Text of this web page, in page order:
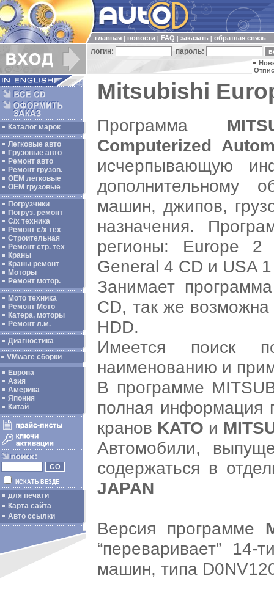
главная новости FAQ заказать обратная связь
логин: пароль:
Каталог марок
Легковые авто
Грузовые авто
Ремонт авто
Ремонт грузов.
ОЕМ легковые
OEM грузовые
Погрузчики
Погруз. ремонт
С/х техника
Ремонт с/х тех
Строительная
Ремонт стр. тех
Краны
Краны ремонт
Моторы
Ремонт мотор.
Мото техника
Ремонт Мото
Катера, моторы
Ремонт л.м.
Диагностика
VMware сборки
Европа
Азия
Америка
Япония
Китай
ИСКАТЬ ВЕЗДЕ
для печати
Карта сайта
Авто ссылки
Mitsubishi
Программа
Computerized
исчерпывающую
дополнительному
машин, джипов,
назначения.
регионы: Europe
General 4 CD и USA
Занимает
CD, так же возможна
HDD.
Имеется поиск
наименованию и
В программе
полная информация
кранов KATO и
Автомобили,
содержаться в
JAPAN
Версия программе
“переваривает” 14-
машин, типа